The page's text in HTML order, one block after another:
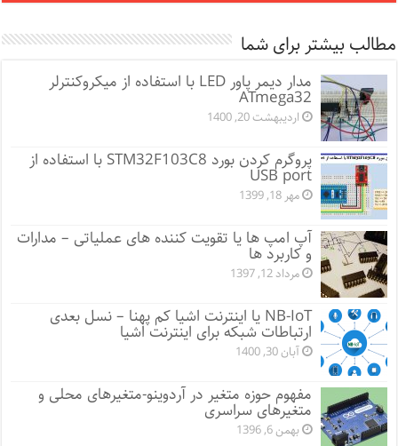
مطالب بیشتر برای شما
مدار دیمر پاور LED با استفاده از میکروکنترلر
ATmega32
اردیبهشت 20, 1400
پروگرم کردن بورد STM32F103C8 با استفاده از
USB port
مهر 18, 1399
آپ امپ ها یا تقویت کننده های عملیاتی – مدارات
و کاربرد ها
مرداد 12, 1397
NB-IoT یا اینترنت اشیا کم پهنا – نسل بعدی
ارتباطات شبکه برای اینترنت اشیا
آبان 30, 1400
مفهوم حوزه متغیر در آردوینو-متغیرهای محلی و
متغیرهای سراسری
بهمن 6, 1396